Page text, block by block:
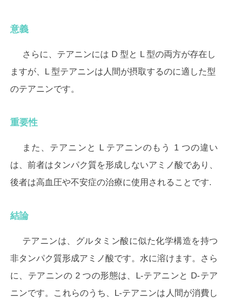
意義
さらに、テアニンには D 型と L 型の両方が存在し
ますが、L 型テアニンは人間が摂取するのに適した型
のテアニンです。
重要性
また、テアニンと L テアニンのもう 1 つの違い
は、前者はタンパク質を形成しないアミノ酸であり、
後者は高血圧や不安症の治療に使用されることです.
結論
テアニンは、グルタミン酸に似た化学構造を持つ
非タンパク質形成アミノ酸です。水に溶けます。さら
に、テアニンの 2 つの形態は、L-テアニンと D-テア
ニンです。これらのうち、L-テアニンは人間が消費し